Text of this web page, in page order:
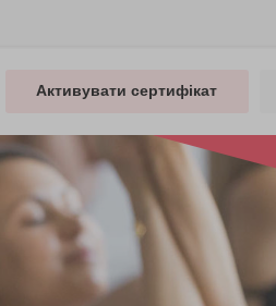
Активувати сертифікат